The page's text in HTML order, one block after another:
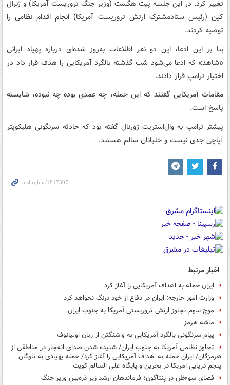
تغییر کرد. در این جلسه پیت هگست (وزیر جنگ تروریست آمریکا) و ژنرال
کین (رئیس ستادمشترک ارتش تروریست آمریکا) انجام اقدام نظامی را
توصیه کردند.
بنا بر این ادعا، این دو نفر اطلاعات به‌روز شده‌ای درباره پهپاد ایرانی
«شاهد» که ادعا می‌شود شب گذشته بالگرد آمریکایی را هدف قرار داد در
اختیار ترامپ قرار دادند.
مقامات آمریکایی گفتند که این حمله، چه عمدی بوده چه نبوده، شایسته
پاسخ است.
پیشتر ترامپ به وال‌استریت ژورنال گفته بود که حادثه سرنگونی هلیکوپتر
آپاچی جدی نیست و خلبانان سالم هستند.
اخبار مرتبط
ایران حمله به اهداف آمریکایی را آغاز کرد
وزارت امور خارجه: ایران در دفاع از خود درنگ نخواهد کرد
موج سوم تجاوز ارتش تروریستی آمریکا به جنوب ایران
ماشه هرمز
پیام سرنگونی بالگرد آمریکایی به واشنگتن از زبان اولیانوف
تجاوز نظامی آمریکا به جنوب ایران/ شنیده شدن صدای انفجار در مناطقی از
هرمزگان/ ایران حمله به اهداف آمریکایی را آغاز کرد/ حمله پهپادی به ناوگان
پنجم دریایی امریکا در بحرین و پایگاه علی السالم کویت
فضای سوءظن در پنتاگون؛ فرماندهان ارشد زیر ذره‌بین وزیر جنگ